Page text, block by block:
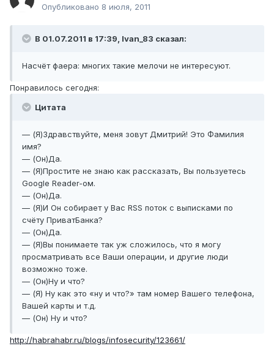
Опубликовано 8 июля, 2011
В 01.07.2011 в 17:39, Ivan_83 сказал:
Насчёт фаера: многих такие мелочи не интересуют.
Понравилось сегодня:
Цитата
— (Я)Здравствуйте, меня зовут Дмитрий! Это Фамилия
имя?
— (Он)Да.
— (Я)Простите не знаю как рассказать, Вы пользуетесь
Google Reader-ом.
— (Он)Да.
— (Я)И Он собирает у Вас RSS поток с выписками по
счёту ПриватБанка?
— (Он)Да.
— (Я)Вы понимаете так уж сложилось, что я могу
просматривать все Ваши операции, и другие люди
возможно тоже.
— (Он)Ну и что?
— (Я) Ну как это «ну и что?» там номер Вашего телефона,
Вашей карты и т.д.
— (Он) Ну и что?
http://habrahabr.ru/blogs/infosecurity/123661/